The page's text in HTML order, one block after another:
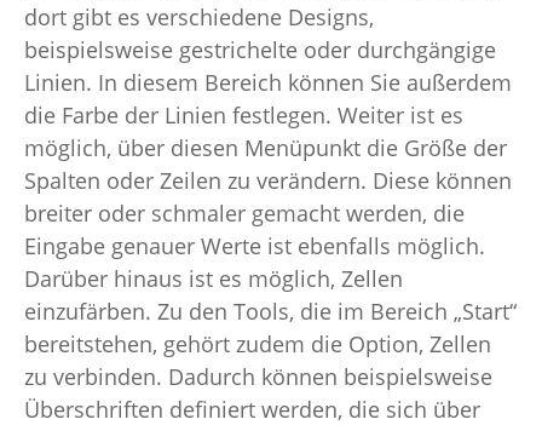
dort gibt es verschiedene Designs,
beispielsweise gestrichelte oder durchgängige
Linien. In diesem Bereich können Sie außerdem
die Farbe der Linien festlegen. Weiter ist es
möglich, über diesen Menüpunkt die Größe der
Spalten oder Zeilen zu verändern. Diese können
breiter oder schmaler gemacht werden, die
Eingabe genauer Werte ist ebenfalls möglich.
Darüber hinaus ist es möglich, Zellen
einzufärben. Zu den Tools, die im Bereich „Start“
bereitstehen, gehört zudem die Option, Zellen
zu verbinden. Dadurch können beispielsweise
Überschriften definiert werden, die sich über